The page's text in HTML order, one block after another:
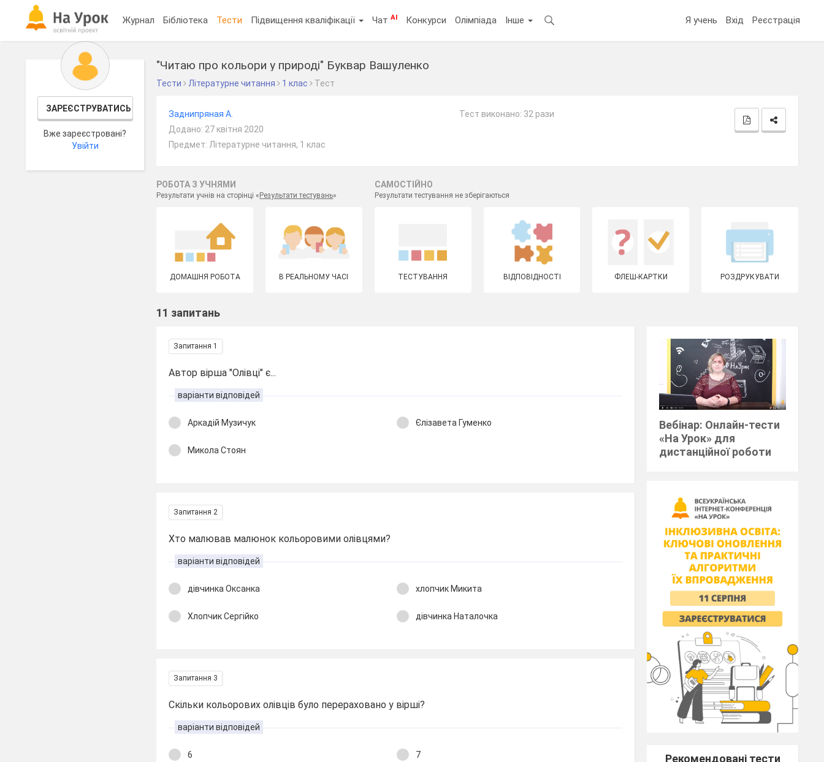
Журнал Бібліотека Тести Підвищення кваліфікації ЧатAI Конкурси Олімпіада Інше Я учень Вхід Реєстрація
ЗАРЕЄСТРУВАТИСЬ
Вже зареєстровані?
Увійти
"Читаю про кольори у природі" Буквар Вашуленко
Тести Літературне читання 1 клас Тест
Заднипряная А.
Додано: 27 квітня 2020
Предмет: Літературне читання, 1 клас
Тест виконано: 32 рази
РОБОТА З УЧНЯМИ
Результати учнів на сторінці « Результати тестувань»
САМОСТІЙНО
Результати тестування не зберігаються
ДОМАШНЯ РОБОТА В РЕАЛЬНОМУ ЧАСІ ТЕСТУВАННЯ ВІДПОВІДНОСТІ ФЛЕШ-КАРТКИ РОЗДРУКУВАТИ
11 запитань
Запитання 1
Автор вірша "Олівці" є...
варіанти відповідей
Аркадій Музичук Єлізавета Гуменко
Микола Стоян
Запитання 2
Хто малював малюнок кольоровими олівцями?
варіанти відповідей
дівчинка Оксанка хлопчик Микита
Хлопчик Сергійко дівчинка Наталочка
Запитання 3
Скільки кольорових олівців було перераховано у вірші?
варіанти відповідей
6 7
Вебінар: Онлайн-тести
«На Урок» для
дистанційної роботи
Рекомендовані тести